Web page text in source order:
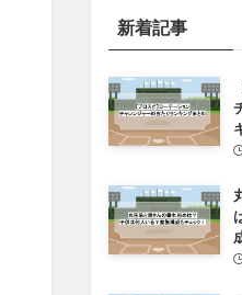
新着記事